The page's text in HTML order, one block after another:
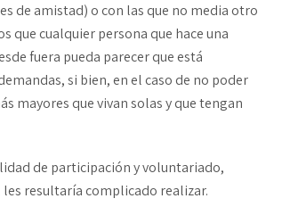
de amistad) o con las que no media otro
que cualquier persona que hace una
fuera pueda parecer que está
si bien, en el caso de no poder
mayores que vivan solas y que tengan
de participación y voluntariado,
resultaría complicado realizar.